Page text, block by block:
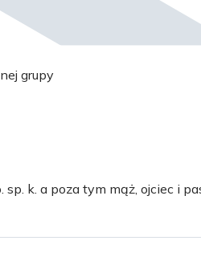
grupy
sp. k. a poza tym mąż, ojciec i